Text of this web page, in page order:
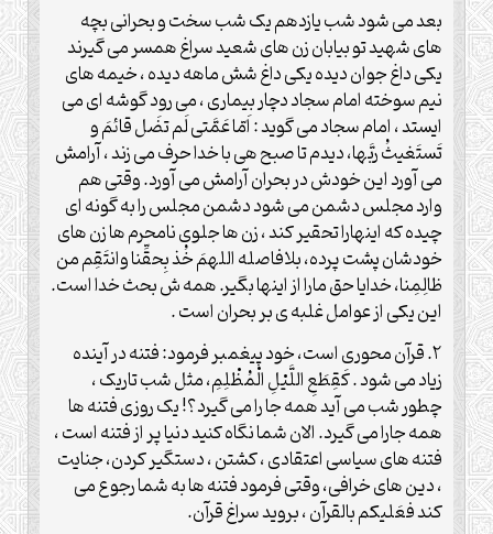
بعد می شود شب یازدهم یک شب سخت و بحرانی بچه
های شهید تو بیابان زن های شعید سراغ همسر می گیرند
یکی داغ جوان دیده یکی داغ شش ماهه دیده ، خیمه های
نیم سوخته امام سجاد دچار بیماری ، می رود گوشه ای می
ایستد ، امام سجاد می گوید : اَمّا عَمَّتی لَم تضَل قائمَ و
تَستَغیثُ ربَّها، دیدم تا صبح هی با خدا حرف می زند ، آرامش
می آورد این خودش در بحران آرامش می آورد. وقتی هم
وارد مجلس دشمن می شود دشمن مجلس را به گونه ای
چیده که اینهارا تحقیر کند ، زن ها جلوی نامحرم ها زن های
خودشان پشت پرده، بلافاصله اللهمَ خُذ بِحقِّنا وانتَقِم من
ظالِمِنا، خدایا حق مارا از اینها بگیر. همه ش بحث خدا است.
این یکی از عوامل غلبه ی بر بحران است .
۲. قرآن محوری است، خود پیغمبر فرمود: فتنه در آینده
زیاد می شود . كَقِطَعِ اللَّيْلِ الْمُظْلِمِ، مثل شب تاریک ،
چطور شب می آید همه جا را می گیرد؟! یک روزی فتنه ها
همه جارا می گیرد. الان شما نگاه کنید دنیا پر از فتنه است ،
فتنه های سیاسی اعتقادی ، کشتن ، دستگیر کردن، جنایت
، دین های خرافی، وقتی فرمود فتنه ها به شما رجوع می
کند فعَلیکم بالقرآن ، بروید سراغ قرآن.